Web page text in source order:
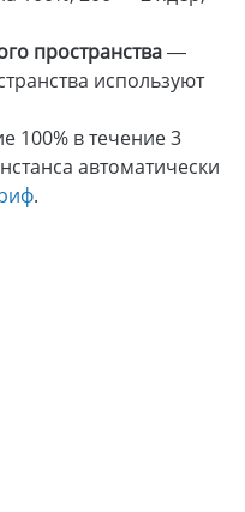
пространства—
используют
100% в течение 3
автоматически
.